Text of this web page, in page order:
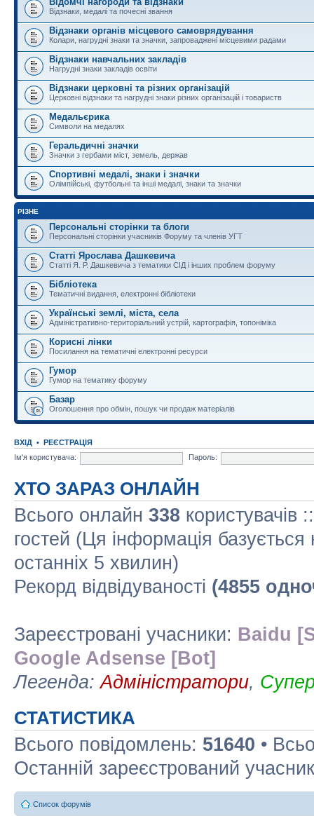
Відзнаки, медалі та почесні звання
Відзнаки органів місцевого самоврядування
Колари, нагрудні знаки та значки, запроваджені місцевими радами
Відзнаки навчальних закладів
Нагрудні знаки закладів освіти
Відзнаки церковні та різних організацій
Церковні відзнаки та нагрудні знаки різних організацій і товариств
Медальєрика
Символи на медалях
Геральдичні значки
Значки з гербами міст, земель, держав
Спортивні медалі, знаки і значки
Олімпійські, футбольні та інші медалі, знаки та значки
РІЗНЕ
Персональні сторінки та блоги
Персональні сторінки учасників Форуму та членів УГТ
Статті Ярослава Дашкевича
Статті Я. Р. Дашкевича з тематики СІД і інших проблем форуму
Бібліотека
Тематичні видання, електронні бібліотеки
Українські землі, міста, села
Адміністративно-територіальний устрій, картографія, топоніміка
Корисні лінки
Посилання на тематичні електронні ресурси
Гумор
Гумор на тематику форуму
Базар
Оголошення про обмін, пошук чи продаж матеріалів
ВХІД • РЕЄСТРАЦІЯ
Ім'я користувача:
Пароль:
ХТО ЗАРАЗ ОНЛАЙН
Всього онлайн 338 користувачів
гостей (Ця інформація базується
останніх 5 хвилин)
Рекорд відвідуваності (4855
Зареєстровані учасники: Baidu
Google Adsense [Bot]
Легенда:Адміністратори,
СТАТИСТИКА
Всього повідомлень: 51640 •
Останній зареєстрований
Список форумів